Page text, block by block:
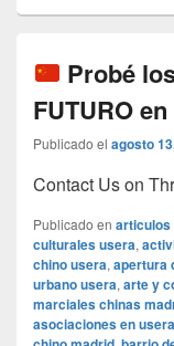
Probé
FUTURO
Publicado el agosto
Contact Us on
Publicado en articulos
culturales usera,
chino usera, apertura
urbano usera, arte y
marciales chinas
asociaciones en usera